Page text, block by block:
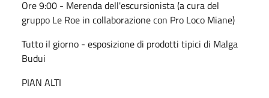
Ore 9:00 - Merenda dell'escursionista (a cura del
gruppo Le Roe in collaborazione con Pro Loco Miane)
Tutto il giorno - esposizione di prodotti tipici di Malga
Budui
PIAN ALTI